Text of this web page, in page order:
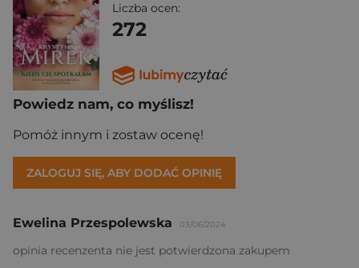
Liczba ocen:
272
Powiedz nam, co myślisz!
Pomóż innym i zostaw ocenę!
ZALOGUJ SIĘ, ABY DODAĆ OPINIĘ
Ewelina Przespolewska 03/06/2024
opinia recenzenta nie jest potwierdzona zakupem